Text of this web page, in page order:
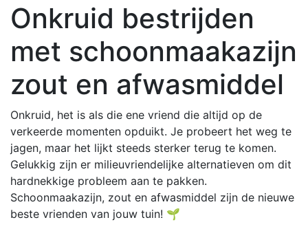
Onkruid bestrijden
met schoonmaakazijn
zout en afwasmiddel
Onkruid, het is als die ene vriend die altijd op de
verkeerde momenten opduikt. Je probeert het weg te
jagen, maar het lijkt steeds sterker terug te komen.
Gelukkig zijn er milieuvriendelijke alternatieven om dit
hardnekkige probleem aan te pakken.
Schoonmaakazijn, zout en afwasmiddel zijn de nieuwe
beste vrienden van jouw tuin! 🌱